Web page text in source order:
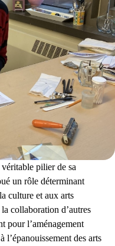
pilier de sa
un rôle déterminant
culture et aux arts
collaboration d’autres
pour l’aménagement
l’épanouissement des arts